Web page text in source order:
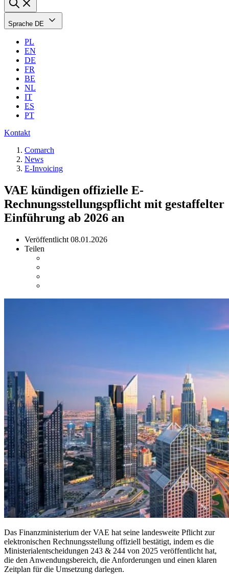
Sprache DE
PL
EN
DE
FR
BE
NL
IT
ES
PT
Kontakt
Comarch
News
E-Invoicing
VAE kündigen offizielle E-
Rechnungsstellungspflicht mit gestaffelter
Einführung ab 2026 an
Veröffentlicht 08.01.2026
Teilen
Das Finanzministerium der VAE hat seine landesweite Pflicht zur
elektronischen Rechnungsstellung offiziell bestätigt, indem es die
Ministerialentscheidungen 243 & 244 von 2025 veröffentlicht hat,
die den Anwendungsbereich, die Anforderungen und einen klaren
Zeitplan für die Umsetzung darlegen.